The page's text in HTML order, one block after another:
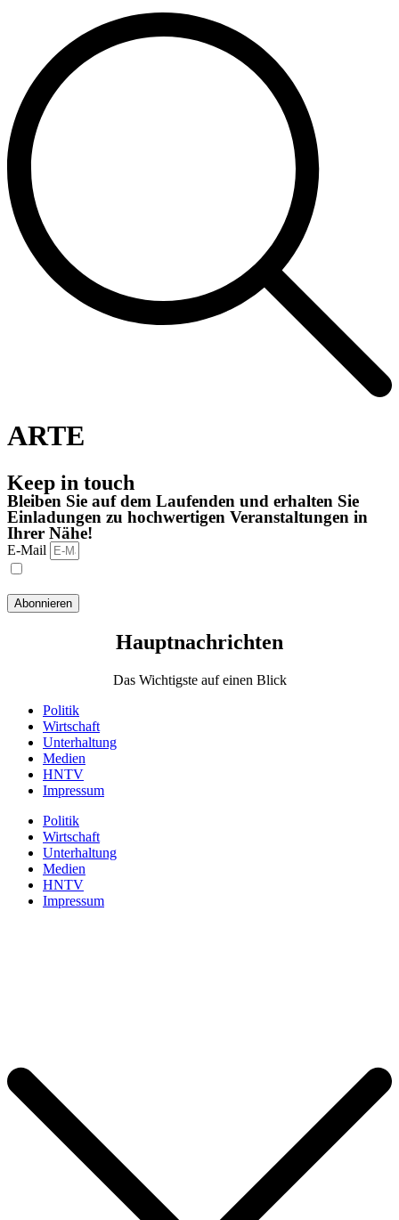
ARTE
Keep in touch
Bleiben Sie auf dem Laufenden und erhalten Sie
Einladungen zu hochwertigen Veranstaltungen in
Ihrer Nähe!
E-Mail
Abonnieren
Hauptnachrichten​
Das Wichtigste auf einen Blick
Politik
Wirtschaft
Unterhaltung
Medien
HNTV
Impressum
Politik
Wirtschaft
Unterhaltung
Medien
HNTV
Impressum